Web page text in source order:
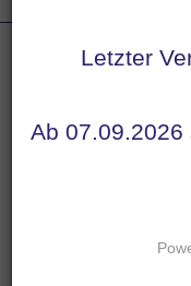
Letzter
Ab 07.09.2026